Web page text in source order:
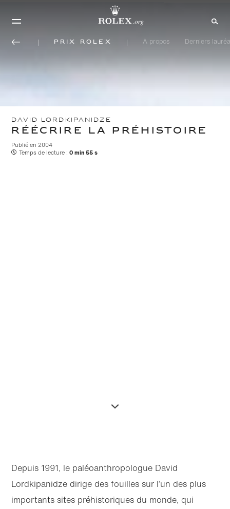
Prix Rolex À propos Derniers
DAVID LORDKIPANIDZE
RÉÉCRIRE LA PRÉHISTOIRE
Publié en 2004
Temps de lecture : 0 min 55 s
Depuis 1991, le paléoanthropologue David
Lordkipanidze dirige des fouilles sur l’un des plus
importants sites préhistoriques du monde, qui